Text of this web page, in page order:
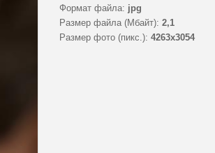
Формат файла: jpg
Размер файла (Мбайт): 2,1
Размер фото (пикс.): 4263x3054